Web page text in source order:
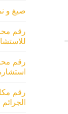
صيغ و
رقم
رقم
رقم
الجرائم